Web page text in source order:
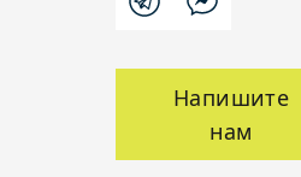
Напишите
нам